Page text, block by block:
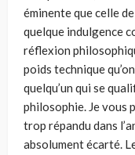
éminente que celle
quelque indulgence
réflexion
poids technique
quelqu’un qui se
philosophie. Je vous
trop répandu dans
absolument écarté.